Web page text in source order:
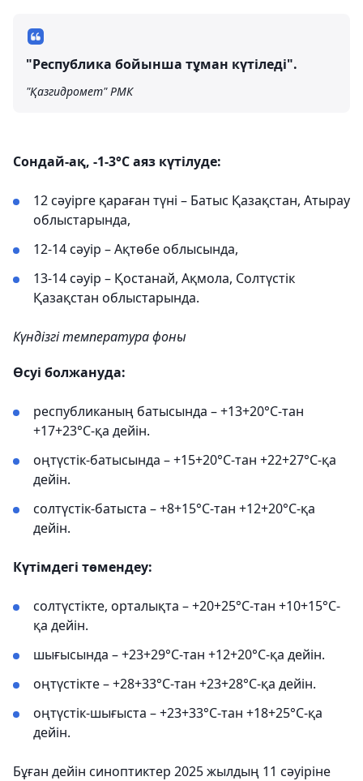
"Республика бойынша тұман күтіледі".
"Қазгидромет" РМК
Сондай-ақ, -1-3°C аяз күтілуде:
12 сәуірге қараған түні – Батыс Қазақстан, Атырау
облыстарында,
12-14 сәуір – Ақтөбе облысында,
13-14 сәуір – Қостанай, Ақмола, Солтүстік
Қазақстан облыстарында.
Күндізгі температура фоны
Өсуі болжануда:
республиканың батысында – +13+20°С-тан
+17+23°С-қа дейін.
оңтүстік-батысында – +15+20°С-тан +22+27°С-қа
дейін.
солтүстік-батыста – +8+15°С-тан +12+20°С-қа
дейін.
Күтімдегі төмендеу:
солтүстікте, орталықта – +20+25°С-тан +10+15°С-
қа дейін.
шығысында – +23+29°С-тан +12+20°С-қа дейін.
оңтүстікте – +28+33°С-тан +23+28°С-қа дейін.
оңтүстік-шығыста – +23+33°С-тан +18+25°С-қа
дейін.
Бұған дейін синоптиктер 2025 жылдың 11 сәуіріне